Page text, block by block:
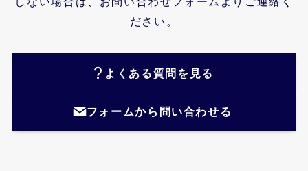
ださい。
よくある質問を見る
フォームから問い合わせる